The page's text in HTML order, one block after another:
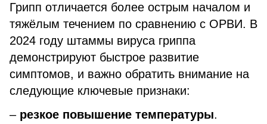
Грипп отличается более острым началом и
тяжёлым течением по сравнению с ОРВИ. В
2024 году штаммы вируса гриппа
демонстрируют быстрое развитие
симптомов, и важно обратить внимание на
следующие ключевые признаки:
– резкое повышение температуры.